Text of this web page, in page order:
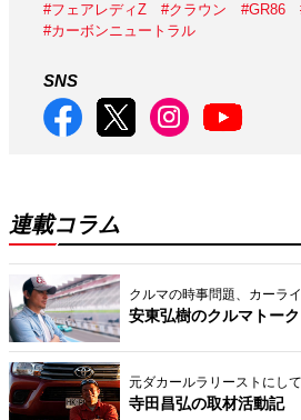
#フェアレディZ #クラウン #GR86
#カーボンニュートラル
SNS
連載コラム
クルマの時事問題、カーラ
安東弘樹のクルマトーク
元ダカールラリーストにし
寺田昌弘の取材活動記